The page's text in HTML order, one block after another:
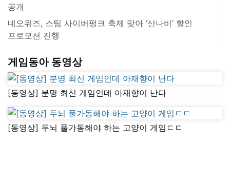
공개
네오위즈, 스팀 사이버펑크 축제 맞아 ‘산나비’ 할인
프로모션 진행
게임동아 동영상
[동영상] 분명 최신 게임인데 아재향이 난다
[동영상] 두뇌 풀가동해야 하는 고양이 게임ㄷㄷ